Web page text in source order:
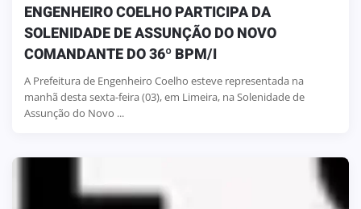
ENGENHEIRO COELHO PARTICIPA DA
SOLENIDADE DE ASSUNÇÃO DO NOVO
COMANDANTE DO 36º BPM/I
A Prefeitura de Engenheiro Coelho esteve representada na
manhã desta sexta-feira (03), em Limeira, na Solenidade de
Assunção do Novo ...